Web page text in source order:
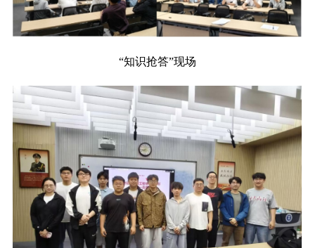
“知识抢答”现场